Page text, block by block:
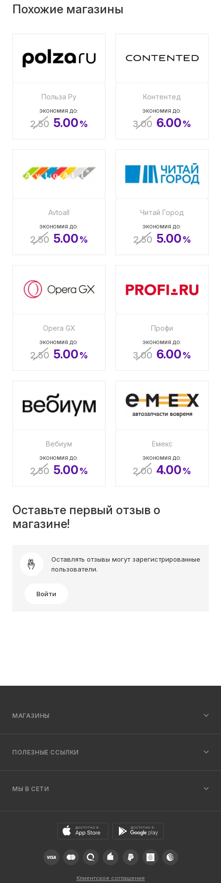
Похожие магазины
Польза Ру
ЭКОНОМИЯ ДО:
2.50 5.00%
Контентед
ЭКОНОМИЯ ДО:
3.00 6.00%
Avtoall
ЭКОНОМИЯ ДО:
2.50 5.00%
Читай Город
ЭКОНОМИЯ ДО:
2.50 5.00%
Opera GX
ЭКОНОМИЯ ДО:
2.50 5.00%
Профи
ЭКОНОМИЯ ДО:
3.00 6.00%
Вебиум
ЭКОНОМИЯ ДО:
2.50 5.00%
Емекс
ЭКОНОМИЯ ДО:
2.00 4.00%
Оставьте первый отзыв о
магазине!
Оставлять отзывы могут зарегистрированные
пользователи.
Войти
МАГАЗИНЫ
ПОЛЕЗНЫЕ ССЫЛКИ
МЫ В СЕТИ
Клиентское соглашение